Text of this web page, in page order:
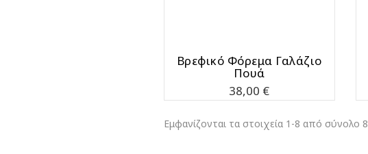
Bρεφικό Φόρεμα Γαλάζιο
Πουά
Τιμή
38,00 €
Εμφανίζονται τα στοιχεία 1-8 από σύνολο 8